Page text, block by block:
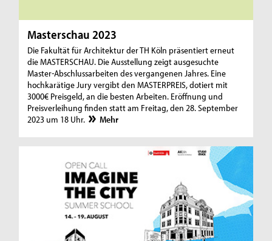
Masterschau 2023
Die Fakultät für Architektur der TH Köln präsentiert erneut
die MASTERSCHAU. Die Ausstellung zeigt ausgesuchte
Master-Abschlussarbeiten des vergangenen Jahres. Eine
hochkarätige Jury vergibt den MASTERPREIS, dotiert mit
3000€ Preisgeld, an die besten Arbeiten. Eröffnung und
Preisverleihung finden statt am Freitag, den 28. September
2023 um 18 Uhr.
Mehr